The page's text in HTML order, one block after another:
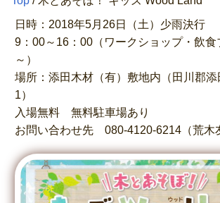
日時：2018年5月26日（土）少雨決行
9：00～16：00（ワークショップ・飲
～）
場所：添田木材（有）敷地内（田川郡
1）
入場無料 無料駐車場あり
お問い合わせ先 080-4120-6214（荒木